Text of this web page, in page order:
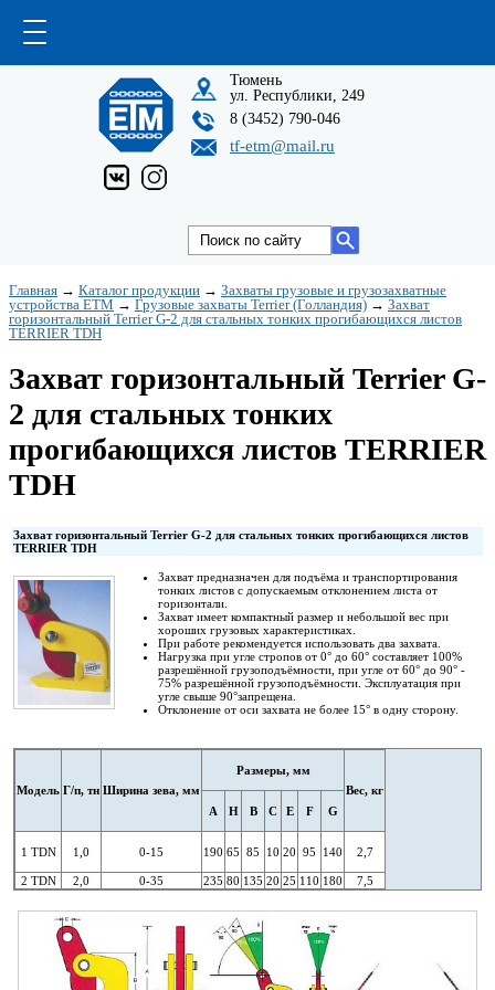
Тюмень
ул. Республики, 249
8 (3452) 790-046
tf-etm@mail.ru
Главная → Каталог продукции → Захваты грузовые и грузозахватные
устройства ETM → Грузовые захваты Terrier (Голландия) → Захват
горизонтальный Terrier G-2 для стальных тонких прогибающихся листов
TERRIER TDH
Захват горизонтальный Terrier G-
2 для стальных тонких
прогибающихся листов TERRIER
TDH
Захват горизонтальный Terrier G-2 для стальных тонких прогибающихся листов
TERRIER TDH
Захват предназначен для подъёма и транспортирования
тонких листов с допускаемым отклонением листа от
горизонтали.
Захват имеет компактный размер и небольшой вес при
хороших грузовых характеристиках.
При работе рекомендуется использовать два захвата.
Нагрузка при угле стропов от 0° до 60° составляет 100%
разрешённой грузоподъёмности, при угле от 60° до 90° -
75% разрешённой грузоподъёмности. Эксплуатация при
угле свыше 90°запрещена.
Отклонение от оси захвата не более 15° в одну сторону.
Модель Г/п, тн Ширина зева, мм
Размеры, мм
Вес, кг
А
H В С Е F G
1 TDN 1,0 0-15 190 65 85 10 20 95 140 2,7
2 TDN 2,0 0-35 235 80 135 20 25 110 180 7,5